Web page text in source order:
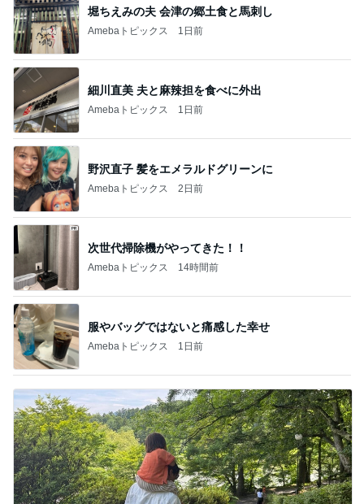
堀ちえみの夫 会津の郷土食と馬刺し
Amebaトピックス 1日前
細川直美 夫と麻辣担を食べに外出
Amebaトピックス 1日前
野沢直子 髪をエメラルドグリーンに
Amebaトピックス 2日前
次世代掃除機がやってきた！！
Amebaトピックス 14時間前
服やバッグではないと痛感した幸せ
Amebaトピックス 1日前